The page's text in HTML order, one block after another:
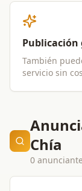
Publicación
También
servicio sin
Chía
0